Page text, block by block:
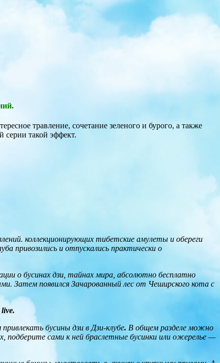
травление, сочетание зеленого и бурого, а также
серии такой эффект.
коллекционирующих тибетские амулеты и обереги
привозились и отпускались практически о
о бусинах дзи, тайнах мира, абсолютно бесплатно
Затем появился Зачарованный лес от Чеширского кота с
бусины дзи в Дзи-клубе. В общем разделе можно
подберите сами к ней браслетные бусинки или ожерелье —